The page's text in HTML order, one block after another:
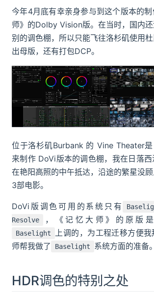
今年4月底有幸亲身参与到这个版本的
师》的Dolby Vision版。在当时，国内
别的调色棚，所以只能飞往洛杉矶使用
出母版，还有打包DCP。
位于洛杉矶Burbank 的 Vine Theater是
来制作 DoVi版本的调色棚，我在日落西
在艳阳高照的中午抵达，沿途的繁星没
3部电影。
DoVi版调色可用的系统只有
Resolve
，《记忆大师》的原版
Baselight
上调的，为工程迁移方便
师帮我做了
Baselight 系统方面的准备。
HDR调色的特别之处